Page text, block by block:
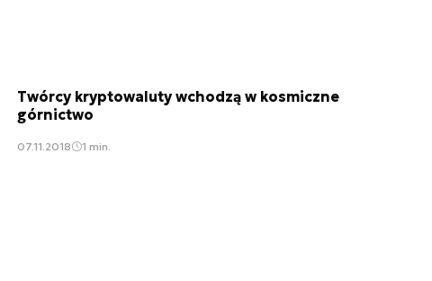
Twórcy kryptowaluty wchodzą w kosmiczne
górnictwo
07.11.2018 1 min.